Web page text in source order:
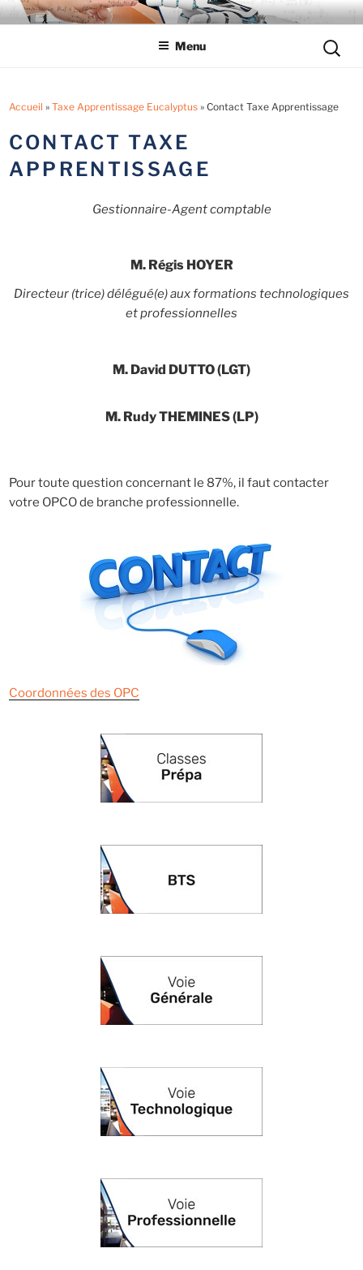
Aller
auLYCÉE LES EUCALYPTUS
Tout savoir sur le lycée professionnel
Menu
pour
Accueil » Taxe Apprentissage Eucalyptus» Contact Taxe Apprentissage
CONTACT TAXE
APPRENTISSAGE
Gestionnaire-Agent comptable
M. Régis HOYER
Directeur (trice) délégué(e) aux formations technologiques
et professionnelles
M. David DUTTO (LGT)
M. Rudy THEMINES (LP)
Pour toute question concernant le 87%, il faut contacter
votre OPCO de branche professionnelle.
Coordonnées des OPC